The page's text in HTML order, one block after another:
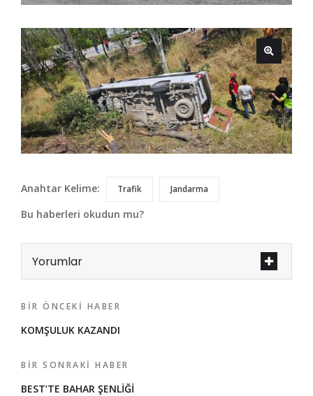
Anahtar Kelime: Trafik Jandarma
Bu haberleri okudun mu?
Yorumlar
BIR ÖNCEKI HABER
KOMŞULUK KAZANDI
BIR SONRAKI HABER
BEST’TE BAHAR ŞENLİĞİ